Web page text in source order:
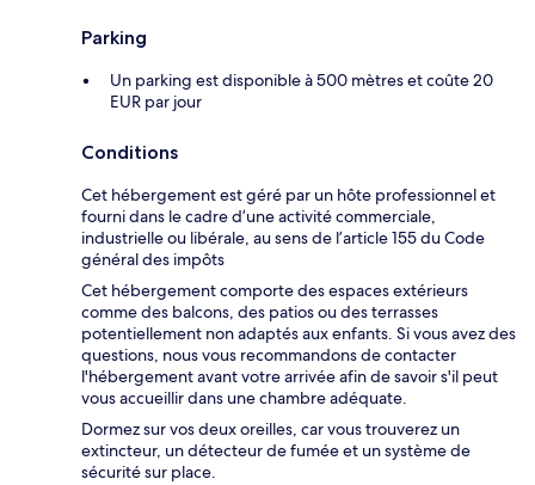
Parking
Un parking est disponible à 500 mètres et coûte 20
EUR par jour
Conditions
Cet hébergement est géré par un hôte professionnel et
fourni dans le cadre d’une activité commerciale,
industrielle ou libérale, au sens de l’article 155 du Code
général des impôts
Cet hébergement comporte des espaces extérieurs
comme des balcons, des patios ou des terrasses
potentiellement non adaptés aux enfants. Si vous avez des
questions, nous vous recommandons de contacter
l'hébergement avant votre arrivée afin de savoir s'il peut
vous accueillir dans une chambre adéquate.
Dormez sur vos deux oreilles, car vous trouverez un
extincteur, un détecteur de fumée et un système de
sécurité sur place.